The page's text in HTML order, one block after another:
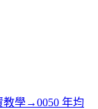
教學→0050 年均